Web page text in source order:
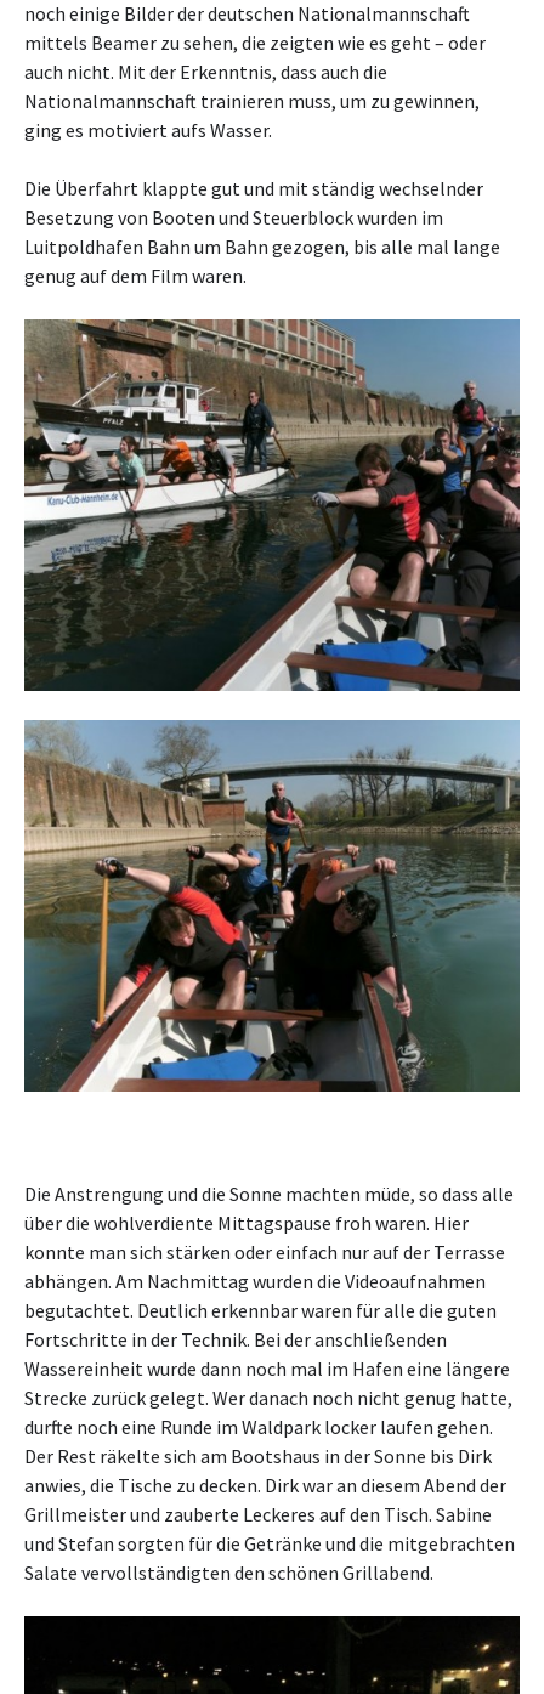
noch einige Bilder der deutschen Nationalmannschaft
mittels Beamer zu sehen, die zeigten wie es geht – oder
auch nicht. Mit der Erkenntnis, dass auch die
Nationalmannschaft trainieren muss, um zu gewinnen,
ging es motiviert aufs Wasser.
Die Überfahrt klappte gut und mit ständig wechselnder
Besetzung von Booten und Steuerblock wurden im
Luitpoldhafen Bahn um Bahn gezogen, bis alle mal lange
genug auf dem Film waren.
Die Anstrengung und die Sonne machten müde, so dass alle
über die wohlverdiente Mittagspause froh waren. Hier
konnte man sich stärken oder einfach nur auf der Terrasse
abhängen. Am Nachmittag wurden die Videoaufnahmen
begutachtet. Deutlich erkennbar waren für alle die guten
Fortschritte in der Technik. Bei der anschließenden
Wassereinheit wurde dann noch mal im Hafen eine längere
Strecke zurück gelegt. Wer danach noch nicht genug hatte,
durfte noch eine Runde im Waldpark locker laufen gehen.
Der Rest räkelte sich am Bootshaus in der Sonne bis Dirk
anwies, die Tische zu decken. Dirk war an diesem Abend der
Grillmeister und zauberte Leckeres auf den Tisch. Sabine
und Stefan sorgten für die Getränke und die mitgebrachten
Salate vervollständigten den schönen Grillabend.